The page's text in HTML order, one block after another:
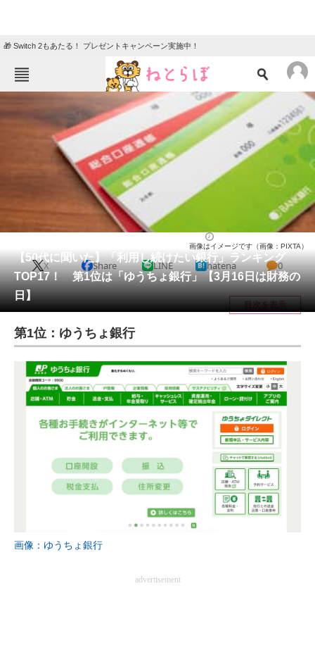
🎁 Switch 2もあたる！ プレゼントキャンペーン実施中！
ねとらぼメニュー
TOP ニュース
クイズ
地域
住まい 教育・育児
会員記事
メディア
注目記事を集めた総合ページ
ITの今と未来を見通す
スマホと通信の最新トレンド
進化するPCとデバイスの未来
好きが集まる 比べて選べる
ビジネスと働き方のヒント
AI活用のいまが分かる
【50代に聞いた】「利用し続けたい銀行」ランキング
TOP17！ 第1位は「ゆうちょ銀行」【3月16日は財務の
日】
画像はイメージです（画像：PIXTA）
X Share LINE hatena 0
目次を表示
第1位：ゆうちょ銀行
画像：ゆうちょ銀行
advertisement